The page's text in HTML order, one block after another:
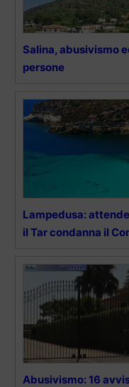
Salina, abusivismo
persone
Lampedusa:
il Tar condanna il
Abusivismo: 16